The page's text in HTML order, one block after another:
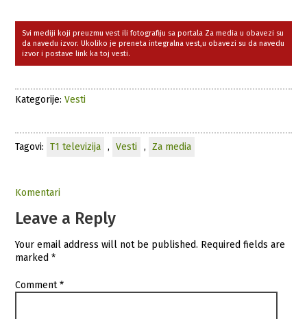
Svi mediji koji preuzmu vest ili fotografiju sa portala Za media u obavezi su
da navedu izvor. Ukoliko je preneta integralna vest,u obavezi su da navedu
izvor i postave link ka toj vesti.
Kategorije:Vesti
Tagovi: T1 televizija , Vesti , Za media
Komentari
Leave a Reply
Your email address will not be published. Required fields are
marked*
Comment*